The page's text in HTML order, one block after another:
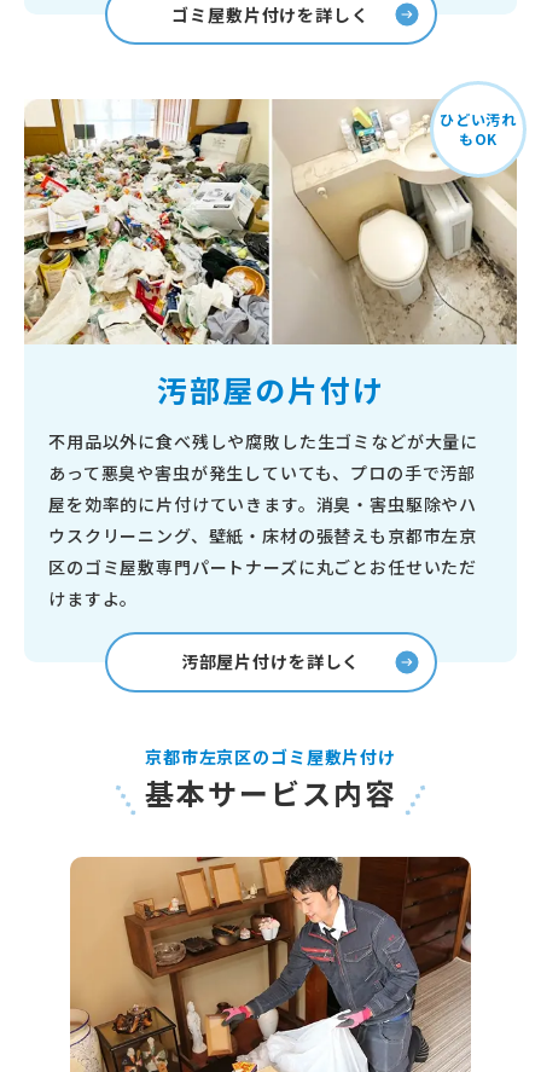
ゴミ屋敷片付けを詳しく
ひどい汚れ
もOK
汚部屋の片付け
不用品以外に食べ残しや腐敗した生ゴミなどが大量に
あって悪臭や害虫が発生していても、プロの手で汚部
屋を効率的に片付けていきます。消臭・害虫駆除やハ
ウスクリーニング、壁紙・床材の張替えも京都市左京
区のゴミ屋敷専門パートナーズに丸ごとお任せいただ
けますよ。
汚部屋片付けを詳しく
京都市左京区のゴミ屋敷片付け
基本サービス内容